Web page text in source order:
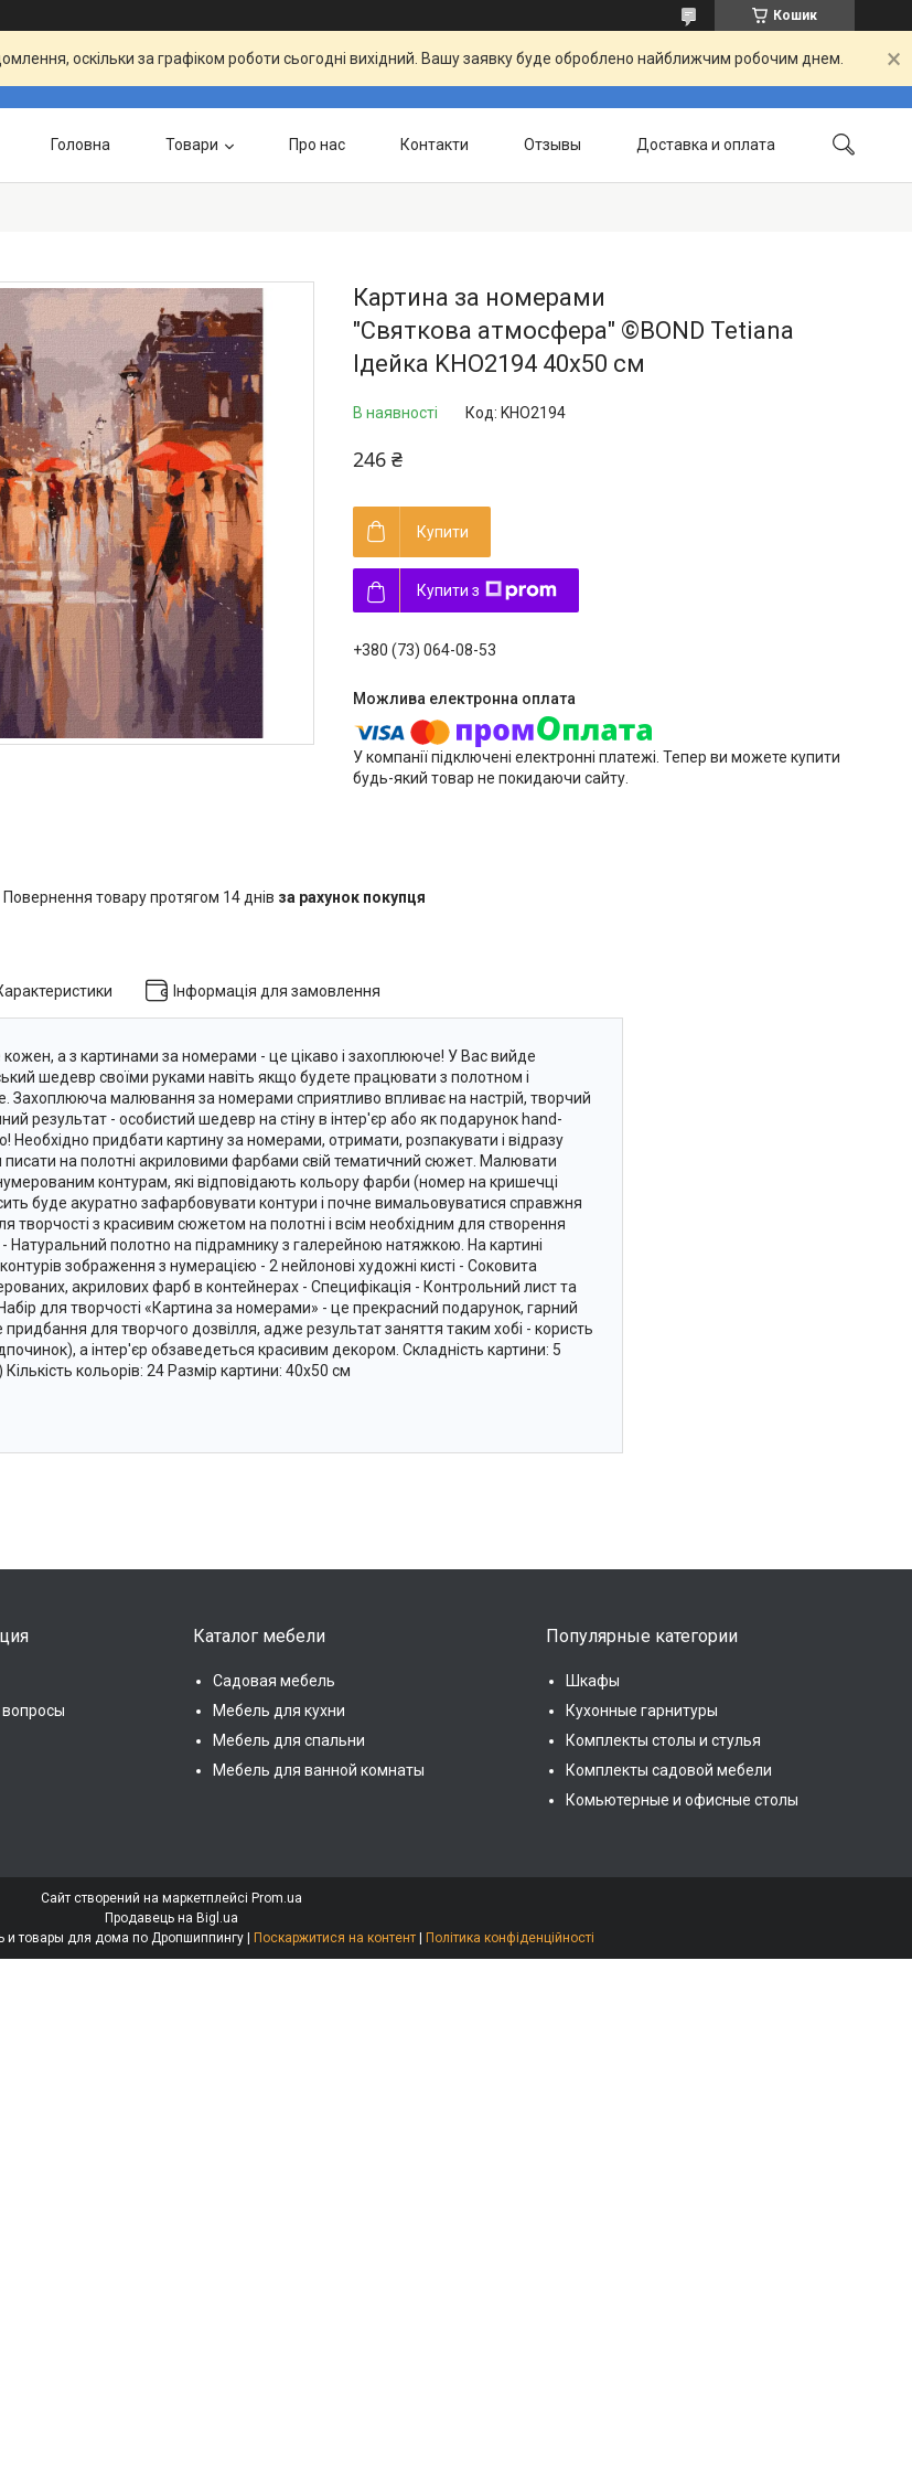
Кошик
оскільки за графіком роботи сьогодні вихідний. Вашу заявку буде оброблено найближчим робочим днем.
Головна Товари Про нас Контакти Отзывы Доставка и оплата
Картина за номерами
"Святкова атмосфера" ©BOND Tetiana
Ідейка KHO2194 40х50 см
В наявності Код: KHO2194
246 ₴
Купити
Купити з
+380 (73) 064-08-53
У компанії підключені електронні платежі. Тепер ви можете купити
будь-який товар не покидаючи сайту.
повернення товару протягом 14 днів за рахунок покупця
Інформація для замовлення
а з картинами за номерами - це цікаво і захоплююче! У Вас вийде
шедевр своїми руками навіть якщо будете працювати з полотном і
Захоплююча малювання за номерами сприятливо впливає на настрій, творчий
результат - особистий шедевр на стіну в інтер'єр або як подарунок hand-
Необхідно придбати картину за номерами, отримати, розпакувати і відразу
на полотні акриловими фарбами свій тематичний сюжет. Малювати
контурам, які відповідають кольору фарби (номер на кришечці
буде акуратно зафарбовувати контури і почне вимальовуватися справжня
творчості з красивим сюжетом на полотні і всім необхідним для створення
- Натуральний полотно на підрамнику з галерейною натяжкою. На картині
зображення з нумерацією - 2 нейлонові художні кисті - Соковита
акрилових фарб в контейнерах - Специфікація - Контрольний лист та
для творчості «Картина за номерами» - це прекрасний подарунок, гарний
придбання для творчого дозвілля, адже результат заняття таким хобі - користь
а інтер'єр обзаведеться красивим декором. Складність картини: 5
кольорів: 24 Размір картини: 40х50 см
Каталог мебели
Садовая мебель
Мебель для кухни
Мебель для спальни
Мебель для ванной комнаты
Популярные категории
Шкафы
Кухонные гарнитуры
Комплекты столы и стулья
Комплекты садовой мебели
Комьютерные и офисные столы
Сайт створений на маркетплейсі Prom.ua
Продавець на Bigl.ua
Поскаржитися на контент Політика конфіденційності